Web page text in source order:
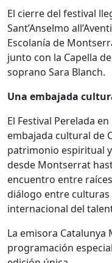
El cierre del festival
Sant’Anselmo
Escolanía de
junto con la Capella
soprano Sara Blanch.
Una embajada
El Festival Perelada
embajada cultural de
patrimonio espiritual
desde Montserrat
encuentro entre
diálogo entre
internacional del
La emisora Catalunya
programación